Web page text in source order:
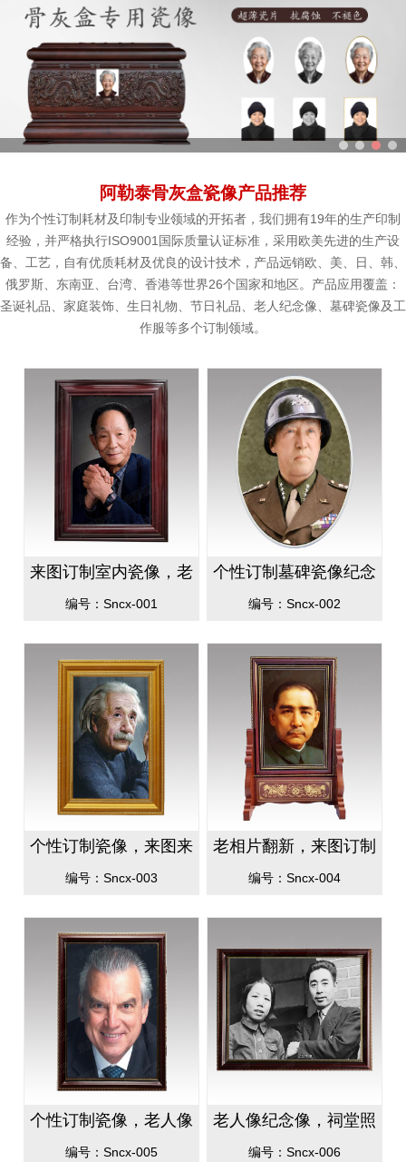
阿勒泰骨灰盒瓷像产品推荐
作为个性订制耗材及印制专业领域的开拓者，我们拥有19年的生产印制
经验，并严格执行ISO9001国际质量认证标准，采用欧美先进的生产设
备、工艺，自有优质耗材及优良的设计技术，产品远销欧、美、日、韩、
俄罗斯、东南亚、台湾、香港等世界26个国家和地区。产品应用覆盖：
圣诞礼品、家庭装饰、生日礼物、节日礼品、老人纪念像、墓碑瓷像及工
作服等多个订制领域。
来图订制室内瓷像，老
人像及瓷像个性订制
编号：Sncx-001
个性订制墓碑瓷像纪念
像，高温瓷像防晒防刮
编号：Sncx-002
个性订制瓷像，来图来
照片瓷像印制，批量支
编号：Sncx-003
老相片翻新，来图订制
老人像，个性室内瓷像
编号：Sncx-004
个性订制瓷像，老人像
室内瓷像纪念像来图订
编号：Sncx-005
老人像纪念像，祠堂照
片，家里老人纪念像个
编号：Sncx-006